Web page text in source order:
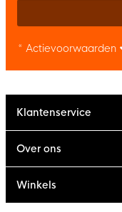
* Actievoorwaarden
Klantenservice
Over ons
Winkels